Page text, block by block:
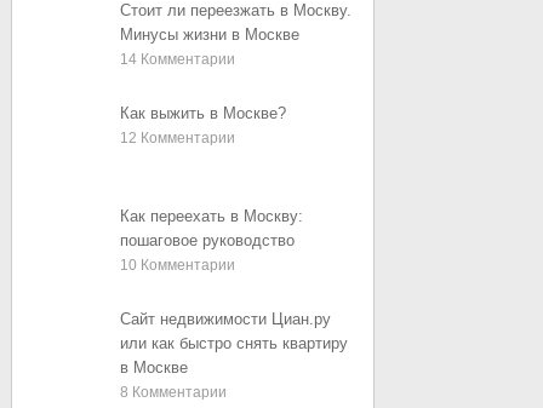
Стоит ли переезжать в Москву.
Минусы жизни в Москве
14Комментарии
Как выжить в Москве?
12 Комментарии
Как переехать в Москву:
пошаговое руководство
10 Комментарии
Сайт недвижимости Циан.ру
или как быстро снять квартиру
в Москве
8 Комментарии